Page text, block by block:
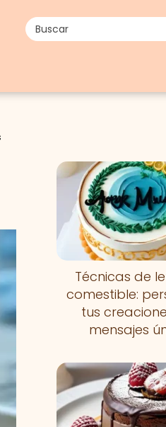
Técnicas de
comestible:
tus
mensajes